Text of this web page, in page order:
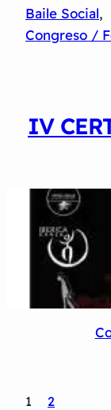
Baile Social,
Congreso /
IV
1 2